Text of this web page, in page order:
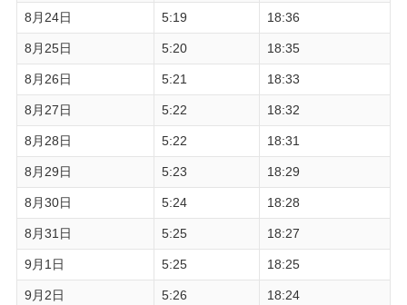
8月24日 5:19 18:36
8月25日 5:20 18:35
8月26日 5:21 18:33
8月27日 5:22 18:32
8月28日 5:22 18:31
8月29日 5:23 18:29
8月30日 5:24 18:28
8月31日 5:25 18:27
9月1日 5:25 18:25
9月2日 5:26 18:24